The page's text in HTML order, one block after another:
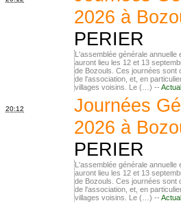
2026 à
PERIER
L'assemblée générale annuelle
auront lieu les 12 et 13
de Bozouls. Ces journées sont
de l'association, et, en
villages voisins. Le (…) --
20:12
Journées
2026 à
PERIER
L'assemblée générale annuelle
auront lieu les 12 et 13
de Bozouls. Ces journées sont
de l'association, et, en
villages voisins. Le (…) --